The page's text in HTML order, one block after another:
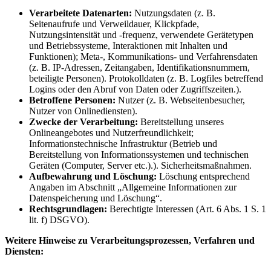
Verarbeitete Datenarten: Nutzungsdaten (z. B.
Seitenaufrufe und Verweildauer, Klickpfade,
Nutzungsintensität und -frequenz, verwendete Gerätetypen
und Betriebssysteme, Interaktionen mit Inhalten und
Funktionen); Meta-, Kommunikations- und Verfahrensdaten
(z. B. IP-Adressen, Zeitangaben, Identifikationsnummern,
beteiligte Personen). Protokolldaten (z. B. Logfiles betreffend
Logins oder den Abruf von Daten oder Zugriffszeiten.).
Betroffene Personen: Nutzer (z. B. Webseitenbesucher,
Nutzer von Onlinediensten).
Zwecke der Verarbeitung: Bereitstellung unseres
Onlineangebotes und Nutzerfreundlichkeit;
Informationstechnische Infrastruktur (Betrieb und
Bereitstellung von Informationssystemen und technischen
Geräten (Computer, Server etc.).). Sicherheitsmaßnahmen.
Aufbewahrung und Löschung: Löschung entsprechend
Angaben im Abschnitt „Allgemeine Informationen zur
Datenspeicherung und Löschung“.
Rechtsgrundlagen: Berechtigte Interessen (Art. 6 Abs. 1 S. 1
lit. f) DSGVO).
Weitere Hinweise zu Verarbeitungsprozessen, Verfahren und
Diensten: